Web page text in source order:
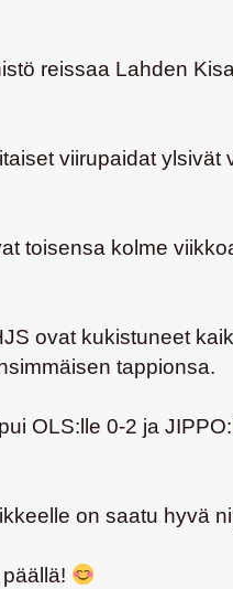
reissaa Lahden
viirupaidat
toisensa kolme
ovat kukistuneet
tappionsa.
OLS:lle 0-2 ja
on saatu hyvä